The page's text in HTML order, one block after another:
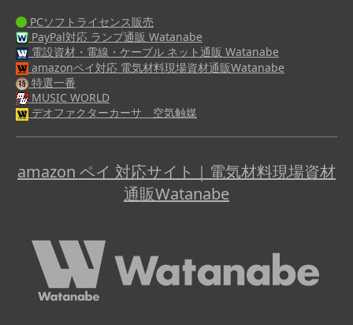
PCソフトライセンス販売
PayPal対応 ランプ通販 Watanabe
電設資材・電線・ケーブル ネット通販 Watanabe
amazonペイ対応 電気材料現場資材通販Watanabe
特選一番
MUSIC WORLD
デオファクターカーサ 空気触媒
amazon ペイ 対応サイト｜電気材料現場資材
通販Watanabe